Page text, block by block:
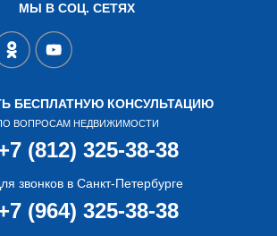
МЫ В СОЦ. СЕТЯХ
БЕСПЛАТНУЮ КОНСУЛЬТАЦИЮ
ВОПРОСАМ НЕДВИЖИМОСТИ
(812) 325-38-38
звонков в Санкт-Петербурге
(964) 325-38-38